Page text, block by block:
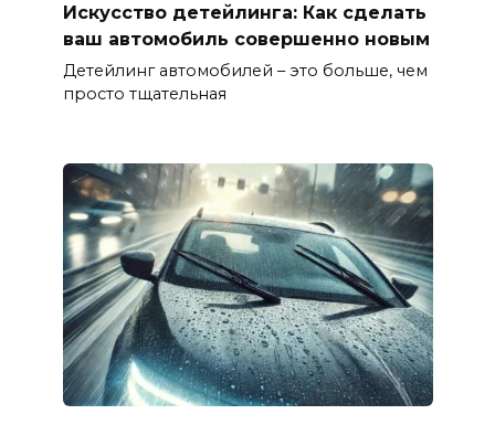
Искусство детейлинга: Как сделать
ваш автомобиль совершенно новым
Детейлинг автомобилей – это больше, чем
просто тщательная